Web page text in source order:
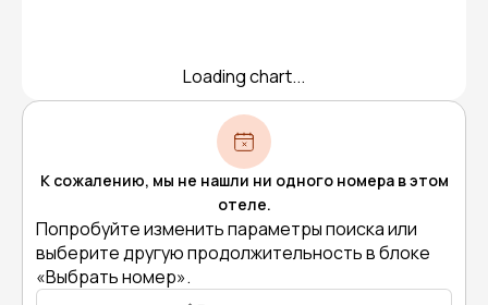
Loading chart...
К сожалению, мы не нашли ни одного номера в этом
отеле.
Попробуйте изменить параметры поиска или
выберите другую продолжительность в блоке
«Выбрать номер».